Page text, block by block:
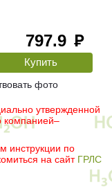
797.9 руб
фото
утвержденной
компанией–
инструкции по
на сайт ГРЛС